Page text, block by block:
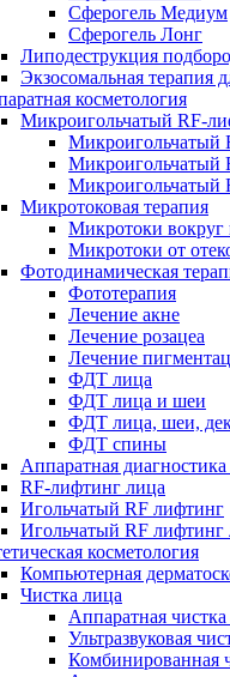
Сферогель Медиум
Сферогель Лонг
Липодеструкция
Экзосомальная терапия
косметология
Микроигольчатый RF-
Микроигольчатый
Микроигольчатый
Микроигольчатый
Микротоковая терапия
Микротоки вокруг
Микротоки от
Фотодинамическая
Фототерапия
Лечение акне
Лечение розацеа
Лечение
ФДТ лица
ФДТ лица и шеи
ФДТ лица, шеи,
ФДТ спины
Аппаратная
RF-лифтинг лица
Игольчатый RF лифтинг
Игольчатый RF лифтинг
косметология
Компьютерная
Чистка лица
Аппаратная
Ультразвуковая
Комбинированная